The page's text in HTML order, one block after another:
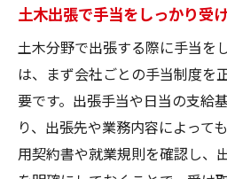
土木出張で手当をしっかり受
土木分野で出張する際に手当を
は、まず会社ごとの手当制度を
要です。出張手当や日当の支給
り、出張先や業務内容によって
用契約書や就業規則を確認し、